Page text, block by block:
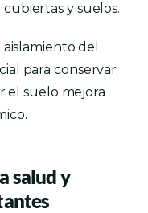
y suelos.
aislamiento del
para conservar
el suelo mejora
salud y